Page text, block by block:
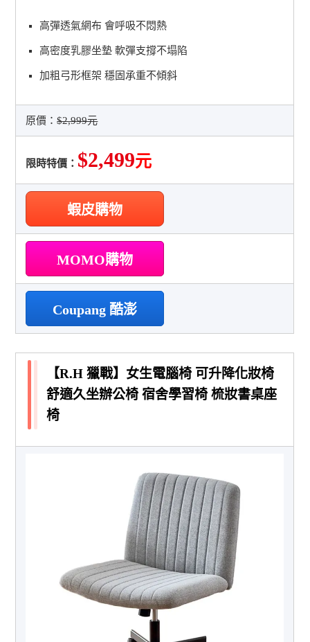
高彈透氣網布 會呼吸不悶熱
高密度乳膠坐墊 軟彈支撐不塌陷
加粗弓形框架 穩固承重不傾斜
原價：$2,999元
限時特價： $2,499元
蝦皮購物
MOMO購物
Coupang 酷澎
【R.H 獵戰】女生電腦椅 可升降化妝椅
舒適久坐辦公椅 宿舍學習椅 梳妝書桌座
椅